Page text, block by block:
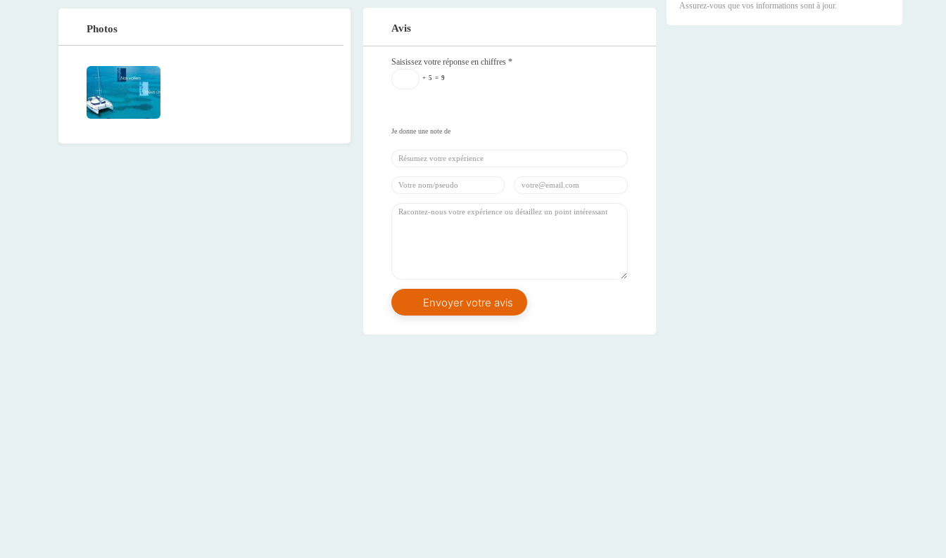
Photos Avis
Saisissez votre réponse en chiffres*
+ 5 = 9
Assurez-vous que vos informations sont à jour.